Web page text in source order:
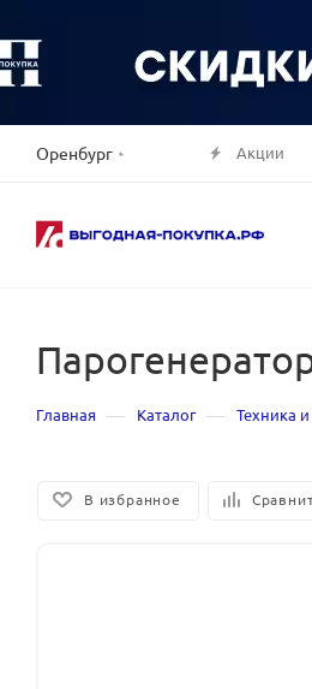
Оренбург Акции
Главная — Каталог — Техника
В избранное